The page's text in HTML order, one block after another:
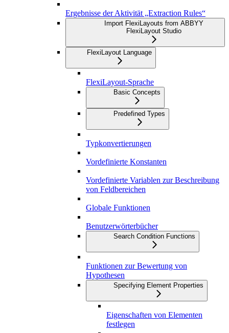
Ergebnisse der Aktivität „Extraction Rules“
Import FlexiLayouts from ABBYY
FlexiLayout Studio
FlexiLayout Language
FlexiLayout-Sprache
Basic Concepts
Predefined Types
Typkonvertierungen
Vordefinierte Konstanten
Vordefinierte Variablen zur Beschreibung
von Feldbereichen
Globale Funktionen
Benutzerwörterbücher
Search Condition Functions
Funktionen zur Bewertung von
Hypothesen
Specifying Element Properties
Eigenschaften von Elementen
festlegen